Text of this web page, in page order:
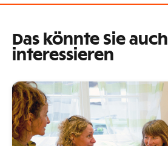
Das könnte Sie auch
interessieren